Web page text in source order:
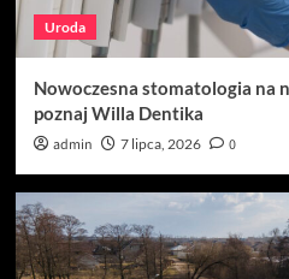
Uroda
Nowoczesna stomatologia na
poznaj Willa Dentika
admin 7 lipca, 2026 0